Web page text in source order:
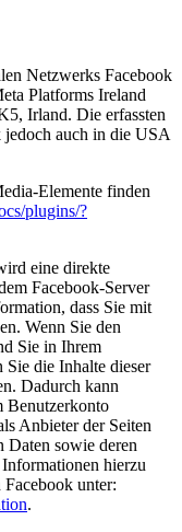
Netzwerks Facebook
Platforms Ireland
Irland. Die erfassten
jedoch auch in die USA
Elemente finden
plugins/?
eine direkte
Facebook-Server
dass Sie mit
Wenn Sie den
Sie in Ihrem
die Inhalte dieser
Dadurch kann
Benutzerkonto
Anbieter der Seiten
Daten sowie deren
hierzu
unter:
.